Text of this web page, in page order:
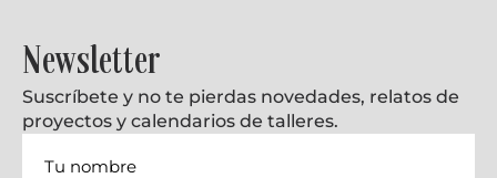
Newsletter
Suscríbete y no te pierdas novedades, relatos de
proyectos y calendarios de talleres.